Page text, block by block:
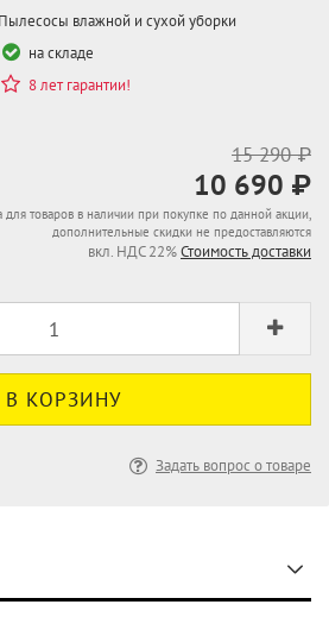
Пылесосы влажной и сухой уборки
на складе
8 лет гарантии!
15 290 ₽
10 690 ₽
для товаров в наличии при покупке по данной акции,
дополнительные скидки не предоставляются
вкл. НДС 22%Стоимость доставки
Задать вопрос о товаре